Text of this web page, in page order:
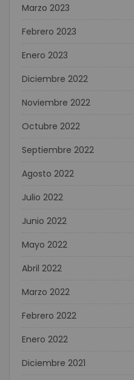
Marzo 2023
Febrero 2023
Enero 2023
Diciembre 2022
Noviembre 2022
Octubre 2022
Septiembre 2022
Agosto 2022
Julio 2022
Junio 2022
Mayo 2022
Abril 2022
Marzo 2022
Febrero 2022
Enero 2022
Diciembre 2021